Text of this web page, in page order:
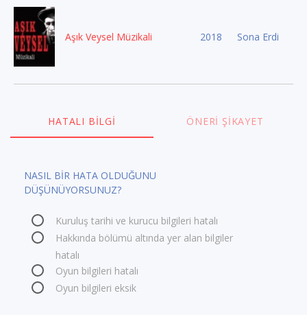
Aşık Veysel Müzikali 2018 Sona Erdi
HATALI BILGI ÖNERI ŞIKAYET
NASIL BİR HATA OLDUĞUNU
DÜŞÜNÜYORSUNUZ?
Kuruluş tarihi ve kurucu bilgileri hatalı
Hakkında bölümü altında yer alan bilgiler
hatalı
Oyun bilgileri hatalı
Oyun bilgileri eksik